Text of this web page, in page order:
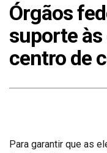
Órgãos
suporte
centro de
Para garantir que as